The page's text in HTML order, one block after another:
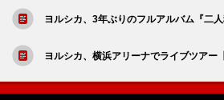
ヨルシカ、3年ぶりのフルアルバム『二
ヨルシカ、横浜アリーナでライブツアー